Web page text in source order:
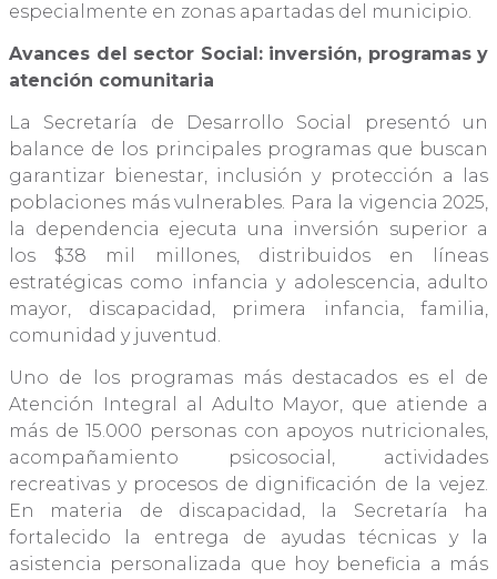
especialmente en zonas apartadas del municipio.
Avances del sector Social: inversión, programas y
atención comunitaria
La Secretaría de Desarrollo Social presentó un
balance de los principales programas que buscan
garantizar bienestar, inclusión y protección a las
poblaciones más vulnerables. Para la vigencia 2025,
la dependencia ejecuta una inversión superior a
los $38 mil millones, distribuidos en líneas
estratégicas como infancia y adolescencia, adulto
mayor, discapacidad, primera infancia, familia,
comunidad y juventud.
Uno de los programas más destacados es el de
Atención Integral al Adulto Mayor, que atiende a
más de 15.000 personas con apoyos nutricionales,
acompañamiento psicosocial, actividades
recreativas y procesos de dignificación de la vejez.
En materia de discapacidad, la Secretaría ha
fortalecido la entrega de ayudas técnicas y la
asistencia personalizada que hoy beneficia a más